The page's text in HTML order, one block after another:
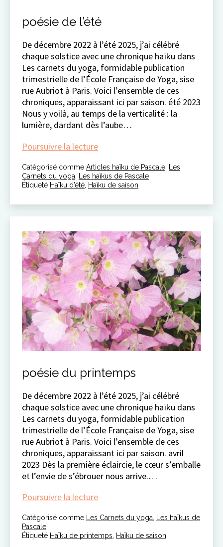
poésie de l’été
De décembre 2022 à l’été 2025, j’ai célébré
chaque solstice avec une chronique haïku dans
Les carnets du yoga, formidable publication
trimestrielle de l’École Française de Yoga, sise
rue Aubriot à Paris. Voici l’ensemble de ces
chroniques, apparaissant ici par saison. été 2023
Nous y voilà, au temps de la verticalité : la
lumière, dardant dès l’aube…
Poursuivre la lecturepoésie
l’été
Catégorisé comme Articles haïku de Pascale Les
Carnets du yoga Les haïkus de Pascale
Étiqueté Haïku d’été Haïku de saison
poésie du printemps
De décembre 2022 à l’été 2025, j’ai célébré
chaque solstice avec une chronique haïku dans
Les carnets du yoga, formidable publication
trimestrielle de l’École Française de Yoga, sise
rue Aubriot à Paris. Voici l’ensemble de ces
chroniques, apparaissant ici par saison. avril
2023 Dès la première éclaircie, le cœur s’emballe
et l’envie de s’ébrouer nous arrive.…
Poursuivre la lecturepoésie
printemps
Catégorisé comme Les Carnets du yoga, Les haïkus de
Pascale
Étiqueté Haïku de printemps, Haïku de saison